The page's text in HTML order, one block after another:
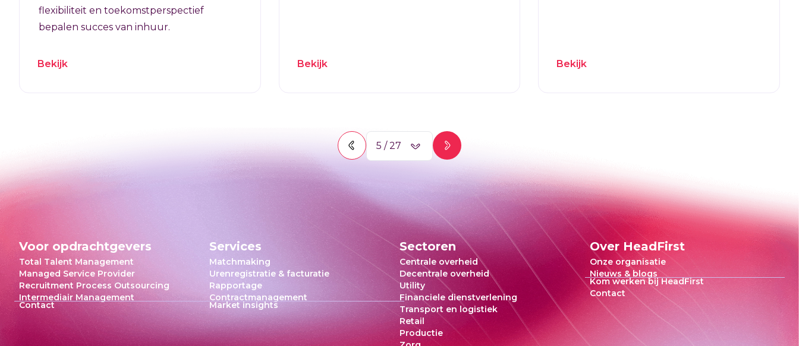
flexibiliteit en toekomstperspectief
bepalen succes van inhuur.
Bekijk Bekijk Bekijk
5 /27
Voor opdrachtgevers
Total Talent Management
Managed Service Provider
Recruitment Process Outsourcing
Intermediair Management
Contact
Services
Matchmaking
Urenregistratie & facturatie
Rapportage
Contractmanagement
Market insights
Sectoren
Centrale overheid
Decentrale overheid
Utility
Financiele dienstverlening
Transport en logistiek
Retail
Productie
Over HeadFirst
Onze organisatie
Nieuws & blogs
Kom werken bij HeadFirst
Contact